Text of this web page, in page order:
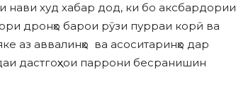
нави худ хабар дод, ки бо аксбардории
дронҳо барои рӯзи пурраи корӣ ва
аз аввалинҳо ва асоситаринҳо дар
дастгоҳхои паррони бесранишин